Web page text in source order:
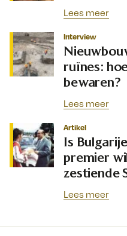
Lees meer
Interview
ruïnes:
bewaren?
Lees meer
Artikel
Is
premier
zestiende
Lees meer